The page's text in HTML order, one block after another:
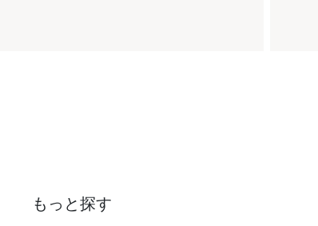
もっと探す